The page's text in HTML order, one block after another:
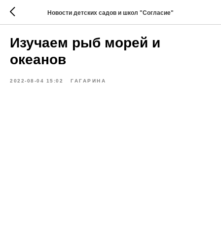
Новости детских садов и школ "Согласие"
Изучаем рыб морей и
океанов
2022-08-04 15:02 ГАГАРИНА